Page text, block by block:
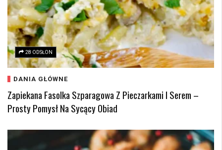
28 ODSŁON
DANIA GŁÓWNE
Zapiekana Fasolka Szparagowa Z Pieczarkami I Serem –
Prosty Pomysł Na Sycący Obiad